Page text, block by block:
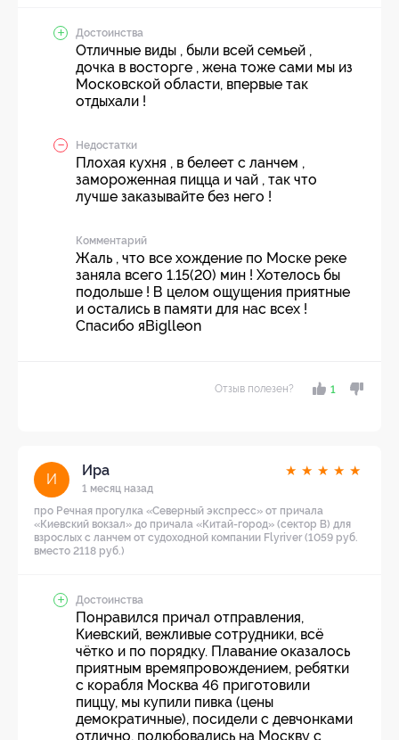
Достоинства
Отличные виды , были всей семьей ,
дочка в восторге , жена тоже сами мы из
Московской области, впервые так
отдыхали !
Недостатки
Плохая кухня , в белеет с ланчем ,
замороженная пицца и чай , так что
лучше заказывайте без него !
Комментарий
Жаль , что все хождение по Моске реке
заняла всего 1.15(20) мин ! Хотелось бы
подольше ! В целом ощущения приятные
и остались в памяти для нас всех !
Спасибо яBiglleon
Отзыв полезен? 1
И
Ира
1 месяц назад
★ ★ ★ ★ ★
про Речная прогулка «Северный экспресс» от причала
«Киевский вокзал» до причала «Китай-город» (сектор В) для
взрослых с ланчем от судоходной компании Flyriver (1059 руб.
вместо 2118 руб.)
Достоинства
Понравился причал отправления,
Киевский, вежливые сотрудники, всё
чётко и по порядку. Плавание оказалось
приятным времяпровождением, ребятки
с корабля Москва 46 приготовили
пиццу, мы купили пивка (цены
демократичные), посидели с девчонками
отлично, полюбовались на Москву с